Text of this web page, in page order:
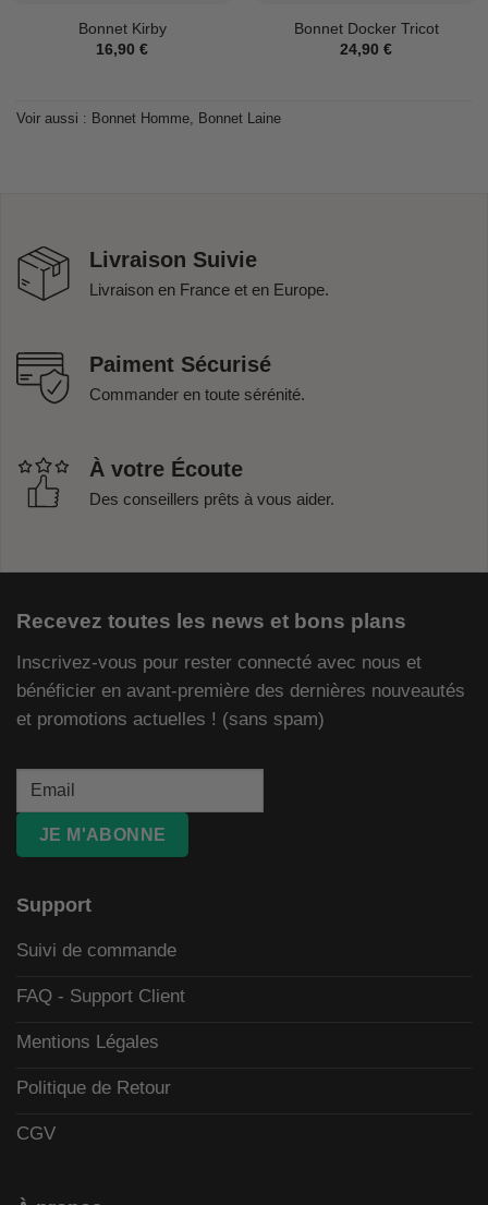
Bonnet Kirby
16,90 €
Bonnet Docker Tricot
24,90 €
Voir aussi : Bonnet Homme, Bonnet Laine
Livraison Suivie
Livraison en France et en Europe.
Paiment Sécurisé
Commander en toute sérénité.
À votre Écoute
Des conseillers prêts à vous aider.
Recevez toutes les news et bons plans
Inscrivez-vous pour rester connecté avec nous et
bénéficier en avant-première des dernières nouveautés
et promotions actuelles ! (sans spam)
JE M'ABONNE
Support
Suivi de commande
FAQ - Support Client
Mentions Légales
Politique de Retour
CGV